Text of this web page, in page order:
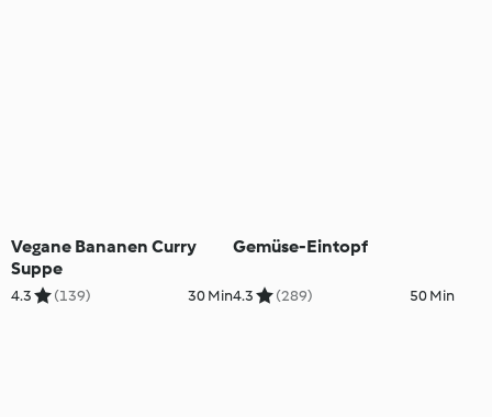
Vegane Bananen Curry
Suppe
4.3 (139) 30 Min
Gemüse-Eintopf
4.3 (289) 50 Min